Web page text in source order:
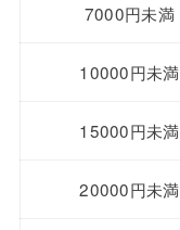
7000円未満
10000円未満
15000円未満
20000円未満